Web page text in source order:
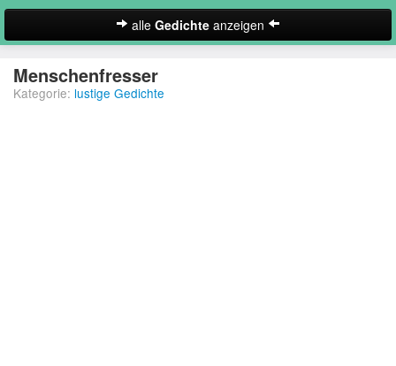
alle Gedichte anzeigen
Neues Gedicht eintragen
Menschenfresser
Kategorie: lustige Gedichte